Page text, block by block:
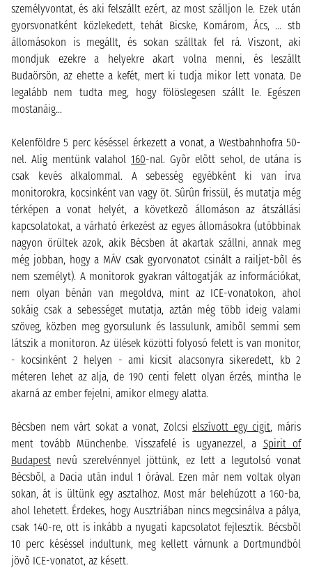
személyvontat, és aki felszállt ezért, az most szálljon le. Ezek után
gyorsvonatként közlekedett, tehát Bicske, Komárom, Ács, ... stb
állomásokon is megállt, és sokan szálltak fel rá. Viszont, aki
mondjuk ezekre a helyekre akart volna menni, és leszállt
Budaörsön, az ehette a kefét, mert ki tudja mikor lett vonata. De
legalább nem tudta meg, hogy fölöslegesen szállt le. Egészen
mostanáig...
Kelenföldre 5 perc késéssel érkezett a vonat, a Westbahnhofra 50-
nel. Alig mentünk valahol160-nal. Gyõr elõtt sehol, de utána is
csak kevés alkalommal. A sebesség egyébként ki van írva
monitorokra, kocsinként van vagy öt. Sûrûn frissül, és mutatja még
térképen a vonat helyét, a következõ állomáson az átszállási
kapcsolatokat, a várható érkezést az egyes állomásokra (utóbbinak
nagyon örültek azok, akik Bécsben át akartak szállni, annak meg
még jobban, hogy a MÁV csak gyorvonatot csinált a railjet-bõl és
nem személyt). A monitorok gyakran váltogatják az információkat,
nem olyan bénán van megoldva, mint az ICE-vonatokon, ahol
sokáig csak a sebességet mutatja, aztán még több ideig valami
szöveg, közben meg gyorsulunk és lassulunk, amibõl semmi sem
látszik a monitoron. Az ülések közötti folyosó felett is van monitor,
- kocsinként 2 helyen - ami kicsit alacsonyra sikeredett, kb 2
méteren lehet az alja, de 190 centi felett olyan érzés, mintha le
akarná az ember fejelni, amikor elmegy alatta.
Bécsben nem várt sokat a vonat, Zolcsielszívott egy cigit, máris
ment tovább Münchenbe. Visszafelé is ugyanezzel, a Spirit of
Budapest nevû szerelvénnyel jöttünk, ez lett a legutolsó vonat
Bécsbõl, a Dacia után indul 1 órával. Ezen már nem voltak olyan
sokan, át is ültünk egy asztalhoz. Most már belehúzott a 160-ba,
ahol lehetett. Érdekes, hogy Ausztriában nincs megcsinálva a pálya,
csak 140-re, ott is inkább a nyugati kapcsolatot fejlesztik. Bécsbõl
10 perc késéssel indultunk, meg kellett várnunk a Dortmundból
jövõ ICE-vonatot, az késett.